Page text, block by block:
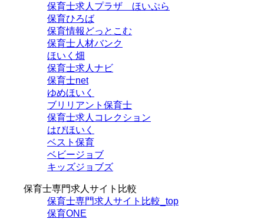
保育士求人プラザ ほいぷら
保育ひろば
保育情報どっとこむ
保育士人材バンク
ほいく畑
保育士求人ナビ
保育士net
ゆめほいく
ブリリアント保育士
保育士求人コレクション
はぴほいく
ベスト保育
ベビージョブ
キッズジョブズ
保育士専門求人サイト比較
保育士専門求人サイト比較_top
保育ONE